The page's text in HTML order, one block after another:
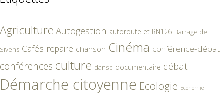
Agriculture Autogestion autoroute et RN126 Barrage de
Sivens Cafés-repaire chanson Cinéma conférence-débat
conférences culture danse documentaire débat
Démarche citoyenne Ecologie Economie